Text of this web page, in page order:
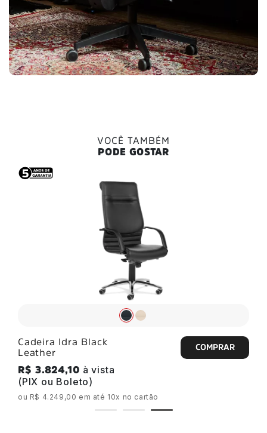
VOCÊ TAMBÉM
PODE GOSTAR
Cadeira Idra Black
Leather
R$ 3.824,10 à vista
(PIX ou Boleto)
ou R$ 4.249,00 em até 10x no cartão